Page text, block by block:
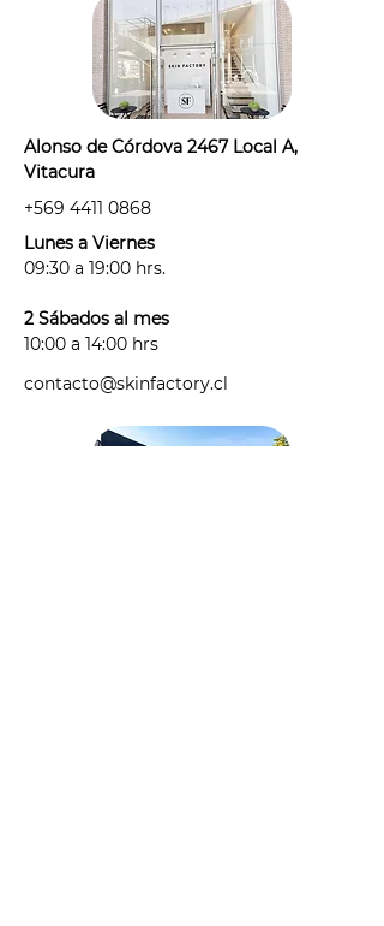
- Debes venir rasurad@ (idealmente
desde el día anterior), sin
desodorante, cremas, ni perfumes
en la zona a tratar.
- Por protocolo, antes de agendar tu
tienes alguna afección de la piel
antes de tu sesión.
· tomando algún medicamento
considera antibióticos,
antihistamínicos, anticonceptivos y
sido recetado para un tratamiento
contacto@skinfactory.cl
Alonso de Córdova 2467 Local A,
Vitacura
+569 4411 0868
Lunes a Viernes
09:30 a 19:00 hrs.
2 Sábados al mes
10:00 a 14:00 hrs